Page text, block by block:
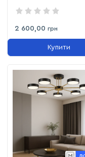
м² (B N6341/8 BK+COP)
2 600,00 грн
Купити